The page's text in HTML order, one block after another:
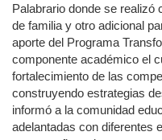
Palabrario donde se realizó
de familia y otro adicional
aporte del Programa
componente académico el
fortalecimiento de las
construyendo estrategias
informó a la comunidad
adelantadas con diferentes